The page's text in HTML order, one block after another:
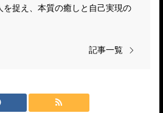
を捉え、本質の癒しと自己実現の
記事一覧